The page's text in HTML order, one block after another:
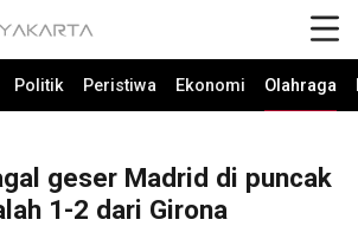
Politik Peristiwa Ekonomi Olahraga
geser Madrid di puncak
1-2 dari Girona